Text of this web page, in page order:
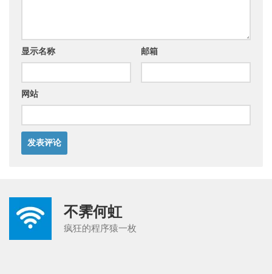
显示名称 邮箱
网站
不霁何虹
疯狂的程序猿一枚